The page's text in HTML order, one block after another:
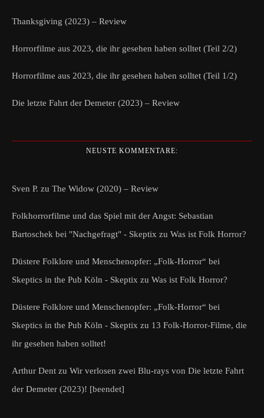
Thanksgiving (2023) – Review
Horrorfilme aus 2023, die ihr gesehen haben solltet (Teil 2/2)
Horrorfilme aus 2023, die ihr gesehen haben solltet (Teil 1/2)
Die letzte Fahrt der Demeter (2023) – Review
NEUSTE KOMMENTARE:
Sven P. zu The Widow (2020) – Review
Folkhorrorfilme und das Spiel mit der Angst: Sebastian
Bartoschek bei "Nachgefragt" - Skeptix zu Was ist Folk Horror?
Düstere Folklore und Menschenopfer: „Folk-Horror“ bei
Skeptics in the Pub Köln - Skeptix zu Was ist Folk Horror?
Düstere Folklore und Menschenopfer: „Folk-Horror“ bei
Skeptics in the Pub Köln - Skeptix zu 13 Folk-Horror-Filme, die
ihr gesehen haben solltet!
Arthur Dent zu Wir verlosen zwei Blu-rays von Die letzte Fahrt
der Demeter (2023)! [beendet]